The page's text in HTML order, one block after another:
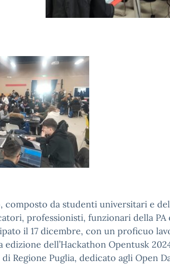
composto da studenti universitari e
professionisti, funzionari della PA
il 17 dicembre, con un proficuo
edizione dell’Hackathon Opentusk
Regione Puglia, dedicato agli Open